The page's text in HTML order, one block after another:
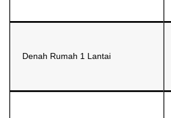
Denah Rumah 1 Lantai